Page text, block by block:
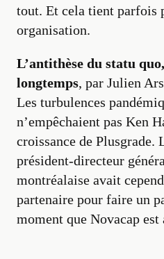
tout. Et cela tient parfois
organisation.
L’antithèse du statu
longtemps, par Julien
Les turbulences
n’empêchaient pas Ken
croissance de Plusgrade.
président-directeur
montréalaise avait
partenaire pour faire un
moment que Novacap